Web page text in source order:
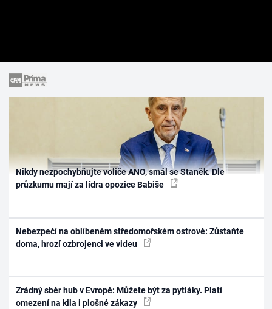
Nikdy nezpochybňujte voliče ANO, smál se Staněk. Dle
průzkumu mají za lídra opozice Babiše
Nebezpečí na oblíbeném středomořském ostrově: Zůstaňte
doma, hrozí ozbrojenci ve videu
Zrádný sběr hub v Evropě: Můžete být za pytláky. Platí
omezení na kila i plošné zákazy